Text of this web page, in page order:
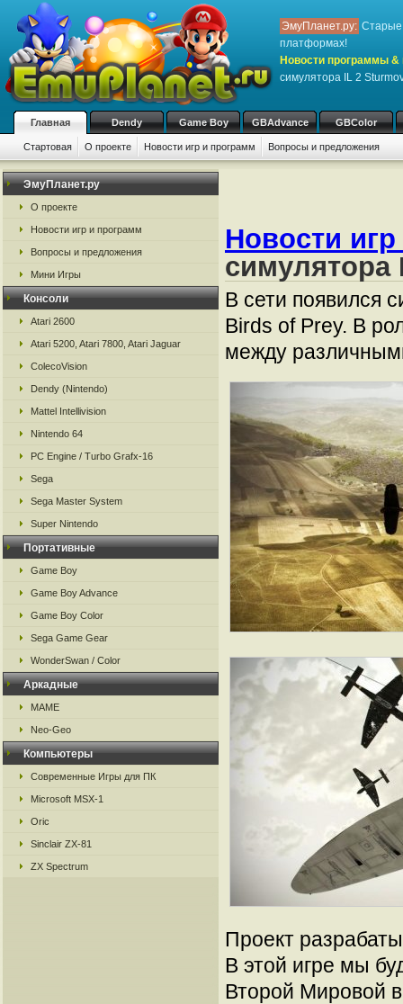
ЭмуПланет.ру: Старые
платформах!
Новости программы &
симулятора IL 2
Главная Dendy Game Boy GBAdvance GBColor
Стартовая О проекте Новости игр и программ Вопросы и предложения
ЭмуПланет.ру
О проекте
Новости игр и программ
Вопросы и предложения
Мини Игры
Консоли
Atari 2600
Atari 5200, Atari 7800, Atari Jaguar
ColecoVision
Dendy (Nintendo)
Mattel Intellivision
Nintendo 64
PC Engine / Turbo Grafx-16
Sega
Sega Master System
Super Nintendo
Портативные
Game Boy
Game Boy Advance
Game Boy Color
Sega Game Gear
WonderSwan / Color
Аркадные
MAME
Neo-Geo
Компьютеры
Современные Игры для ПК
Microsoft MSX-1
Oric
Sinclair ZX-81
ZX Spectrum
Новости
симулятора
В сети появился
Birds of Prey. В
между
Проект
В этой игре мы
Второй Мировой